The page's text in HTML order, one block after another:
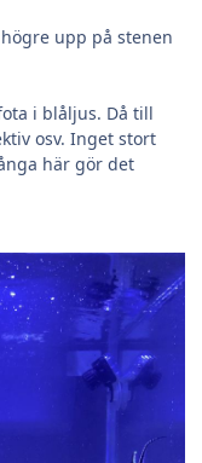
upp på stenen
i blåljus. Då till
osv. Inget stort
här gör det